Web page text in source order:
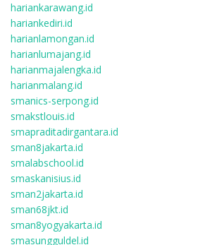
hariankarawang.id
hariankediri.id
harianlamongan.id
harianlumajang.id
harianmajalengka.id
harianmalang.id
smanics-serpong.id
smakstlouis.id
smapraditadirgantara.id
sman8jakarta.id
smalabschool.id
smaskanisius.id
sman2jakarta.id
sman68jkt.id
sman8yogyakarta.id
smasungguldel.id